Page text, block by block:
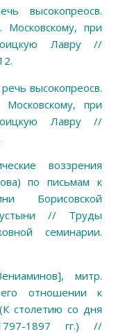
высокопреосв.
при
Лавру //
высокопреосв.
при
Лавру //
воззрения
по письмам к
Борисовской
// Труды
семинарии.
митр.
отношении к
столетию со дня
1897 гг.) //